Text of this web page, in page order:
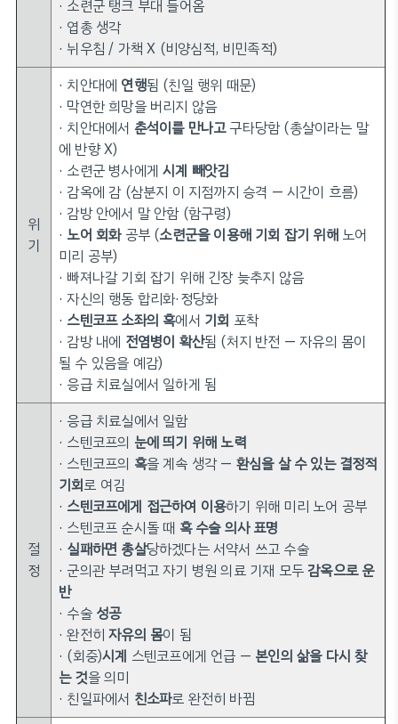
· 소련군 탱크 부대 들어옴
· 엽총 생각
· 뉘우침 / 가책 X (비양심적, 비민족적)
위
기
· 치안대에 연행됨 (친일 행위 때문)
· 막연한 희망을 버리지 않음
· 치안대에서 춘석이를 만나고구타당함 (총살이라는 말
에 반향 X)
· 소련군 병사에게시계 빼앗김
· 감옥에 감 (삼분지 이 지점까지 승격 — 시간이 흐름)
· 감방 안에서 말 안함 (함구령)
· 노어 회화공부 (소련군을 이용해 기회 잡기 위해노어
미리 공부)
· 빠져나갈 기회 잡기 위해 긴장 늦추지 않음
· 자신의 행동 합리화·정당화
· 스텐코프 소좌의 혹에서 기회 포착
· 감방 내에 전염병이 확산됨 (처지 반전 — 자유의 몸이
될 수 있음을 예감)
· 응급 치료실에서 일하게 됨
절
정
· 응급 치료실에서 일함
· 스텐코프의 눈에 띄기 위해 노력
· 스텐코프의 혹을 계속 생각 — 환심을 살 수 있는 결정적
기회로 여김
· 스텐코프에게 접근하여 이용하기 위해 미리 노어 공부
· 스텐코프 순시돌 때 혹 수술 의사 표명
· 실패하면 총살당하겠다는 서약서 쓰고 수술
· 군의관 부려먹고 자기 병원 의료 기재 모두감옥으로 운
반
· 수술 성공
· 완전히자유의 몸이 됨
· (회중)시계 스텐코프에게 언급 — 본인의 삶을 다시 찾
는 것을 의미
· 친일파에서 친소파로 완전히 바뀜